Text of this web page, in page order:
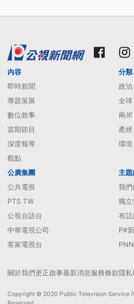
內容
即時新聞
專題策展
數位敘事
當期節目
深度報導
觀點
分類
政治
全球
兩岸
產經
環境
公廣集團
公共電視
PTS TW
公視台語台
中華電視公司
客家電視台
主
我們
獨立
有話
P#
關於我們更正啟事最新消息服務條款隱私
Copyright © 2020 Public Television Service